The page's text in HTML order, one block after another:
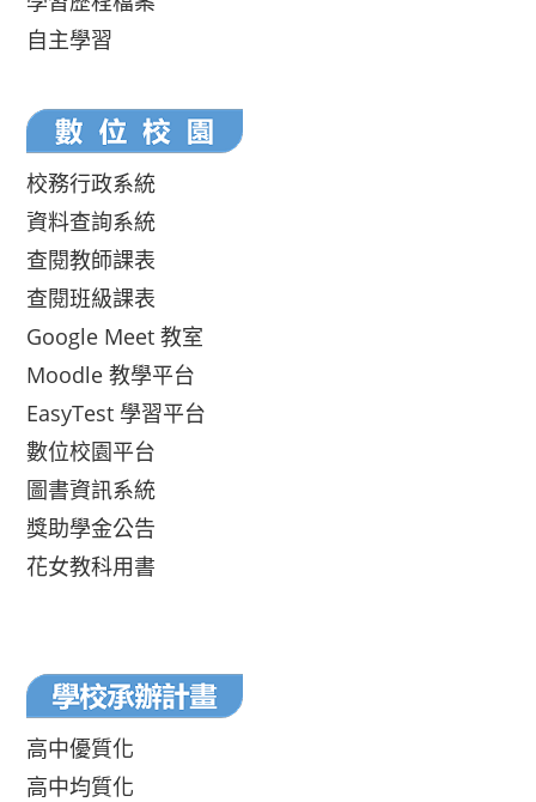
自主學習
校務行政系統
資料查詢系統
查閱教師課表
查閱班級課表
Google Meet 教室
Moodle 教學平台
EasyTest 學習平台
數位校園平台
圖書資訊系統
獎助學金公告
花女教科用書
高中優質化
高中均質化